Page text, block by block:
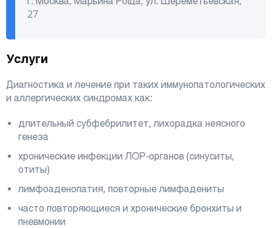
27
Услуги
Диагностика и лечение при таких иммунопатологических
и аллергических синдромах как:
длительный субфебрилитет, лихорадка неясного
генеза
хронические инфекции ЛОР-органов (синуситы,
отиты)
лимфоаденопатия, повторные лимфадениты
часто повторяющиеся и хронические бронхиты и
пневмонии